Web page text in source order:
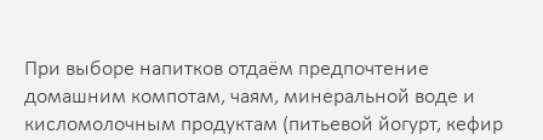
При выборе напитков отдаём предпочтение
домашним компотам, чаям, минеральной воде и
кисломолочным продуктам (питьевой йогурт, кефир